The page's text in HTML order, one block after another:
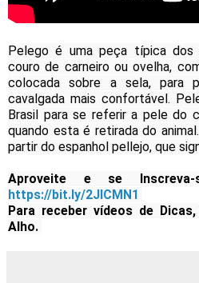
Pelego é uma peça típica dos
couro de carneiro ou ovelha,
colocada sobre a sela, para
cavalgada mais confortável.
Brasil para se referir a pele do
quando esta é retirada do
partir do espanhol pellejo, que
Aproveite e se
https://bit.ly/2JICMN1
Para receber vídeos de
Alho.